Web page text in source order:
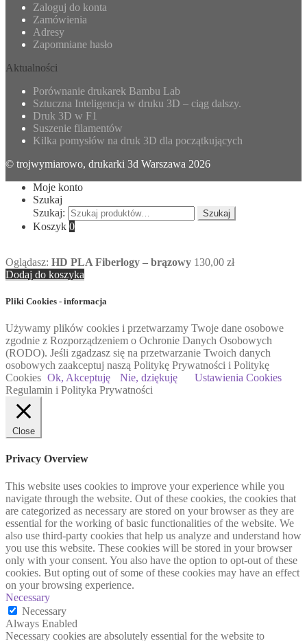
Zaloguj do konta
Zamówienia
Adresy
Zapomniane hasło
Aktualności
Porównanie drukarek Bambu Lab
Sztuczna Inteligencja w druku 3D – ciąg dalszy.
Druk 3D w F1
Suszenie filamentów
Kilka pomysłów na druk 3D dla początkujących
© trojwymiarowo, drukarki 3d Warszawa 2026
Moje konto
Szukaj
Szukaj:
Szukaj
Koszyk 0
Oglądasz: HD PLA Fiberlogy – brązowy 130,00 zł
Dodaj do koszyka
Pliki Cookies - informacja
Używamy plików cookies i przetwarzamy Twoje dane osobowe
zgodnie z Rozporządzeniem o Ochronie Danych Osobowych
(RODO). Jeśli zgadzasz się na przetwarzanie Twoich danych
osobowych zaakceptuj naszą Politykę Prywatności i Politykę
Cookies Ok, Akceptuję Nie, dziękuję
Ustawienia Cookies
Regulamin i Polityka Prywatności
Close
Privacy Overview
This website uses cookies to improve your experience while you
navigate through the website. Out of these cookies, the cookies that
are categorized as necessary are stored on your browser as they are
essential for the working of basic functionalities of the website. We
also use third-party cookies that help us analyze and understand how
you use this website. These cookies will be stored in your browser
only with your consent. You also have the option to opt-out of these
cookies. But opting out of some of these cookies may have an effect
on your browsing experience.
Necessary
Necessary
Always Enabled
Necessary cookies are absolutely essential for the website to